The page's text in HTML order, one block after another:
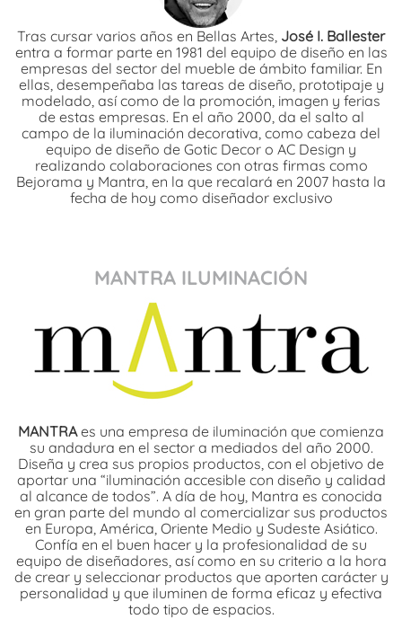
Tras cursar varios años en Bellas Artes, José I. Ballester
entra a formar parte en 1981 del equipo de diseño en las
empresas del sector del mueble de ámbito familiar. En
ellas, desempeñaba las tareas de diseño, prototipaje y
modelado, así como de la promoción, imagen y ferias
de estas empresas. En el año 2000, da el salto al
campo de la iluminación decorativa, como cabeza del
equipo de diseño de Gotic Decor o AC Design y
realizando colaboraciones con otras firmas como
Bejorama y Mantra, en la que recalará en 2007 hasta la
fecha de hoy como diseñador exclusivo
MANTRA ILUMINACIÓN
MANTRAes una empresa de iluminación que comienza
su andadura en el sector a mediados del año 2000.
Diseña y crea sus propios productos, con el objetivo de
aportar una “iluminación accesible con diseño y calidad
al alcance de todos”. A día de hoy, Mantra es conocida
en gran parte del mundo al comercializar sus productos
en Europa, América, Oriente Medio y Sudeste Asiático.
Confía en el buen hacer y la profesionalidad de su
equipo de diseñadores, así como en su criterio a la hora
de crear y seleccionar productos que aporten carácter y
personalidad y que iluminen de forma eficaz y efectiva
todo tipo de espacios.